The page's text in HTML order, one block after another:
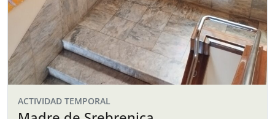
ACTIVIDAD TEMPORAL